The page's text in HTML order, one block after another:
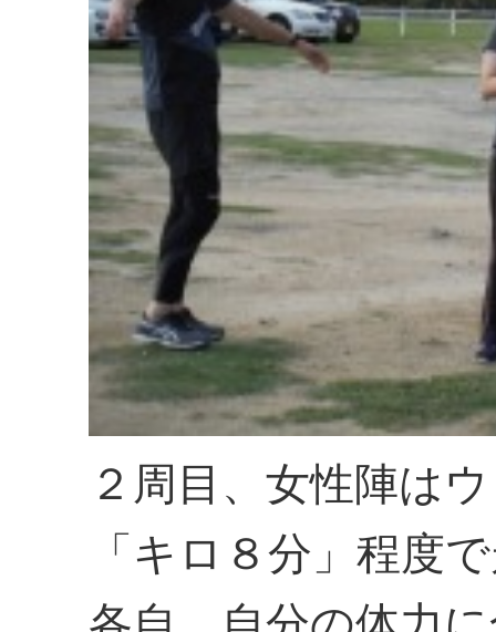
２周目、女性陣は
「キロ８分」程度